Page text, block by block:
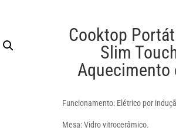
Cooktop
Slim
Aquecimento
Funcionamento: Elétrico por
Mesa: Vidro vitrocerâmico.